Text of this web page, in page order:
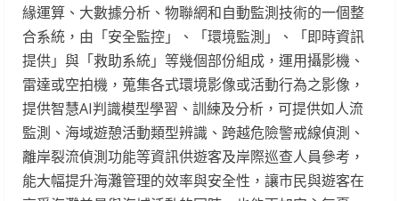
緣運算、大數據分析、物聯網和自動監測技術的一個整
合系統，由「安全監控」、「環境監測」、「即時資訊
提供」與「救助系統」等幾個部份組成，運用攝影機、
雷達或空拍機，蒐集各式環境影像或活動行為之影像，
提供智慧AI判識模型學習、訓練及分析，可提供如人流
監測、海域遊憩活動類型辨識、跨越危險警戒線偵測、
離岸裂流偵測功能等資訊供遊客及岸際巡查人員參考，
能大幅提升海灘管理的效率與安全性，讓市民與遊客在